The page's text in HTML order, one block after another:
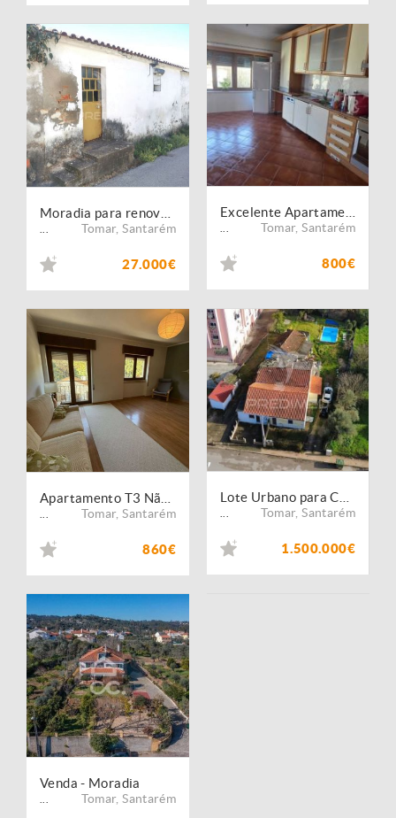
Tomar,Santarém
27.000€
Tomar,Santarém
800€
Tomar,Santarém
860€
Tomar,Santarém
1.500.000€
Venda - Moradia
Tomar,Santarém